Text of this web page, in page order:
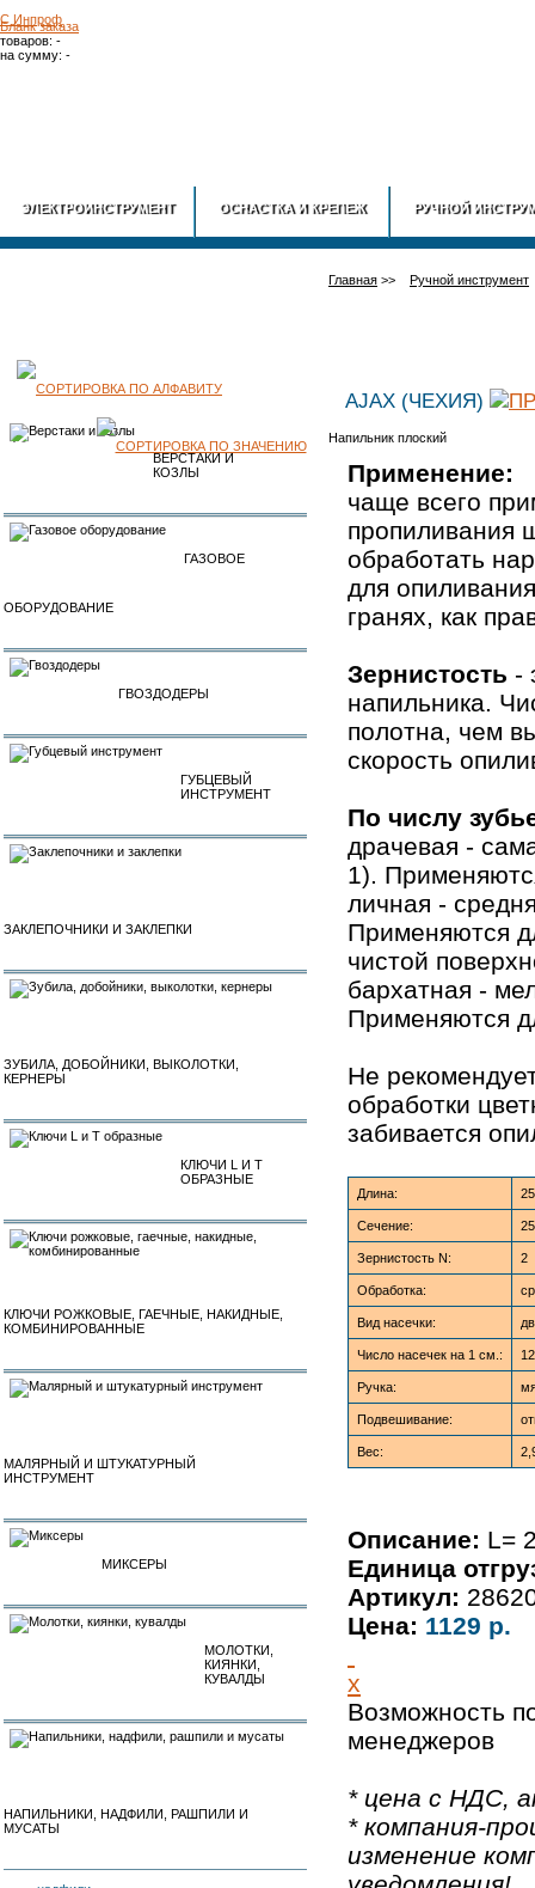
Бланк заказа
товаров: -
на сумму: -
ЭЛЕКТРОИНСТРУМЕНТ ОСНАСТКА И КРЕПЕЖ РУЧНОЙ
ПРОДУКЦИИ
ВЕРСТАКИ И
КОЗЛЫ
ГАЗОВОЕ
ОБОРУДОВАНИЕ
ГВОЗДОДЕРЫ
ГУБЦЕВЫЙ
ИНСТРУМЕНТ
ЗАКЛЕПОЧНИКИ И ЗАКЛЕПКИ
ЗУБИЛА, ДОБОЙНИКИ, ВЫКОЛОТКИ,
КЕРНЕРЫ
КЛЮЧИ L И T
ОБРАЗНЫЕ
КЛЮЧИ РОЖКОВЫЕ, ГАЕЧНЫЕ, НАКИДНЫЕ,
КОМБИНИРОВАННЫЕ
МАЛЯРНЫЙ И ШТУКАТУРНЫЙ
ИНСТРУМЕНТ
МИКСЕРЫ
МОЛОТКИ,
КИЯНКИ,
КУВАЛДЫ
НАПИЛЬНИКИ, НАДФИЛИ, РАШПИЛИ И
МУСАТЫ
Главная >> Ручной инструмент
AJAX (ЧЕХИЯ)
Напильник плоский
Применение:
чаще всего
пропиливания
обработать
для
гранях, как
Зернистость -
напильника.
полотна, чем
скорость
По числу
драчевая -
1).
личная -
Применяются
чистой
бархатная -
Применяются
Не
обработки
забивается
Длина:
Сечение:
Зернистость N: 2
Обработка:
Вид насечки:
Число насечек на 1 см.:
Ручка:
Подвешивание:
Вес:
Описание: L=
Единица
Артикул:
Цена: 1129 р.
x
Возможность
менеджеров
* цена с НДС,
* компания-
изменение